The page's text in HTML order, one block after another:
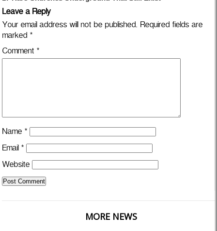
Leave a Reply
Your email address will not be published. Required fields are
marked *
Comment *
Name *
Email *
Website
MORE NEWS